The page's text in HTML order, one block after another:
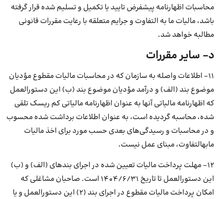
محاسبات اظهارنامه پیشفرض تایید یا تکمیل و تسلیم شده قرار گرفته
باشد، مالیات ما به التفاوت و جرایم متعلقه با رعایت مقررات قانونی
مطالبه خواهد شد.
د- سایر مقررات
۱۱- اطلاعات واصله به سازمان که در محاسبات مالیات مقطوع مؤدیان
موضوع بند (الف) و درآمد مؤدیان موضوع بند (ب) این دستورالعمل
که اظهارنامه مالیاتی آنها به عنوان اظهارنامه مالیاتی کم ریسک تلقی
شده، محاسبه گردیده است، به عنوان اطلاعات برداشت شده محسوب
و در محاسبات و رسیدگی‌های بعدی حسب مورد برای اخذ مالیات
مابهالتفاوت، مبنای عمل نیست.
۱۲- مهلت پرداخت مالیات تعیین شده در اجرای بندهای (الف) و (ب)
این دستورالعمل تا تاریخ ۱۴۰۴/۶/۳۱ است. صاحبان مشاغلی که
امکان پرداخت مالیات مقطوع در اجرای بند (۲) این دستورالعمل و یا